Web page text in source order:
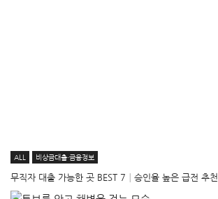
ALL 비상금대출·금융정보
무직자 대출 가능한 곳 BEST 7│승인율 높은 급전 추천